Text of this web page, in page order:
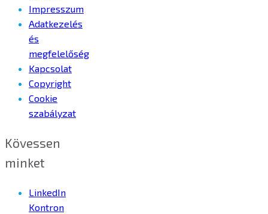
Impresszum
Adatkezelés
és
megfelelőség
Kapcsolat
Copyright
Cookie
szabályzat
Kövessen
minket
LinkedIn
Kontron